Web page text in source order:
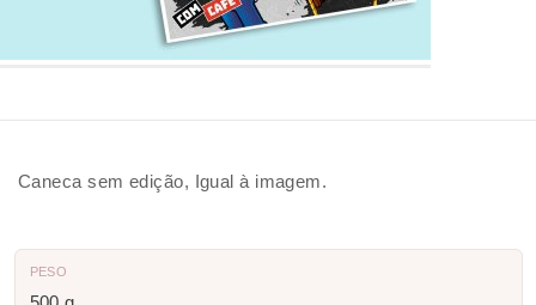
Caneca sem edição, Igual à imagem.
PESO